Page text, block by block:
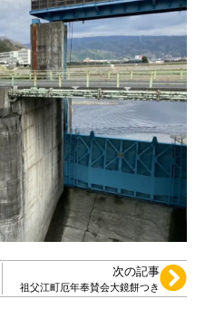
次の記事
祖父江町厄年奉賛会大鏡餅つき